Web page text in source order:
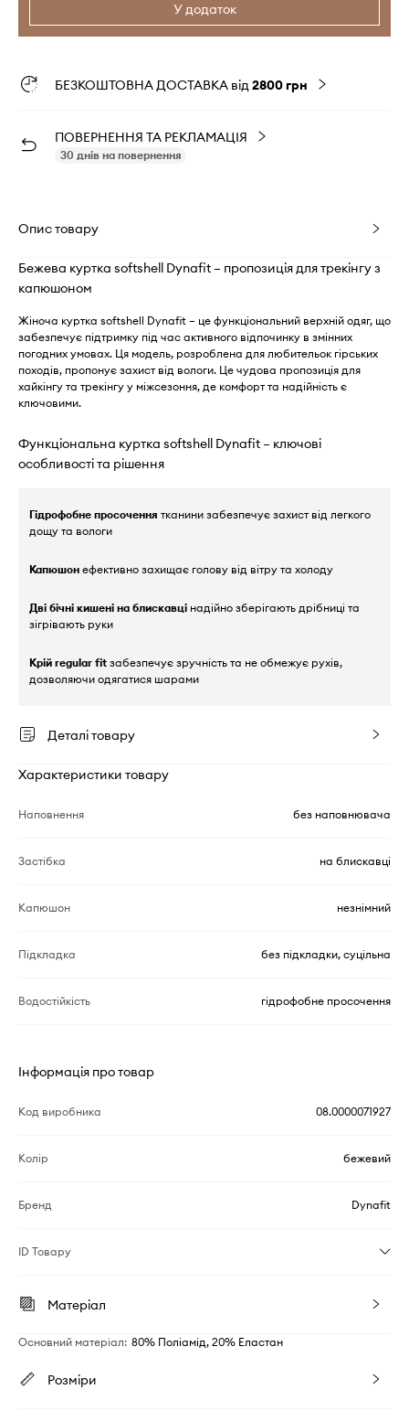
У додаток
БЕЗКОШТОВНА ДОСТАВКА від2800 грн
ПОВЕРНЕННЯ ТА РЕКЛАМАЦІЯ
30 днів на повернення
Опис товару
Бежева куртка softshell Dynafit – пропозиція для трекінгу з
капюшоном
Жіноча куртка softshell Dynafit – це функціональний верхній одяг, що
забезпечує підтримку під час активного відпочинку в змінних
погодних умовах. Ця модель, розроблена для любительок гірських
походів, пропонує захист від вологи. Це чудова пропозиція для
хайкінгу та трекінгу у міжсезоння, де комфорт та надійність є
ключовими.
Функціональна куртка softshell Dynafit – ключові
особливості та рішення
Гідрофобне просочення тканини забезпечує захист від легкого
дощу та вологи
Капюшон ефективно захищає голову від вітру та холоду
Дві бічні кишені на блискавці надійно зберігають дрібниці та
зігрівають руки
Крій regular fit забезпечує зручність та не обмежує рухів,
дозволяючи одягатися шарами
Деталі товару
Характеристики товару
Наповнення без наповнювача
Застібка на блискавці
Капюшон незнімний
Підкладка без підкладки, суцільна
Водостійкість гідрофобне просочення
Інформація про товар
Код виробника 08.0000071927
Колір бежевий
Бренд Dynafit
ID Товару
Матеріал
Основний матеріал: 80% Поліамід, 20% Еластан
Розміри